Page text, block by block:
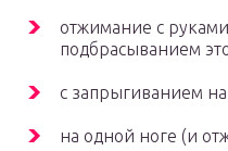
отжимание с
подбрасыванием
с запрыгиванием
на одной ноге (и